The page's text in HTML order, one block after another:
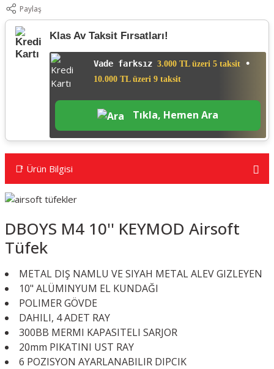
Paylaş
Klas Av Taksit Fırsatları!
Vade farksız 3.000 TL üzeri 5 taksit •
10.000 TL üzeri 9 taksit
Tıkla, Hemen Ara
📑 Ürün Bilgisi
DBOYS M4 10'' KEYMOD Airsoft
Tüfek
METAL DIŞ NAMLU VE SIYAH METAL ALEV GIZLEYEN
10" ALÜMINYUM EL KUNDAĞI
POLIMER GÖVDE
DAHILI, 4 ADET RAY
300BB MERMI KAPASITELI SARJOR
20mm PIKATINI UST RAY
6 POZISYON AYARLANABILIR DIPCIK